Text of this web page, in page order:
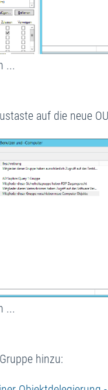
...
auf die neue
...
hinzu: